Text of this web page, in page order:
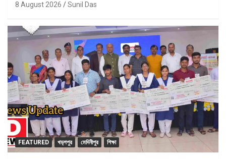
8 August 2026 Sunil Das
FEATURED খড়্গপুর মেদিনীপুর শিক্ষা